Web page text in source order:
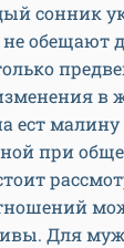
сонник
обещают
в
ест
при
Для